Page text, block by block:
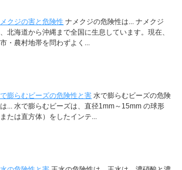
クジの害と危険性 ナメクジの危険性は... ナメクジ
北海道から沖縄まで全国に生息しています。現在、
・農村地帯を問わずよく...
膨らむビーズの危険性と害 水で膨らむビーズの危険
... 水で膨らむビーズは、直径1mm～15mm の球形
または直方体）をしたインテ...